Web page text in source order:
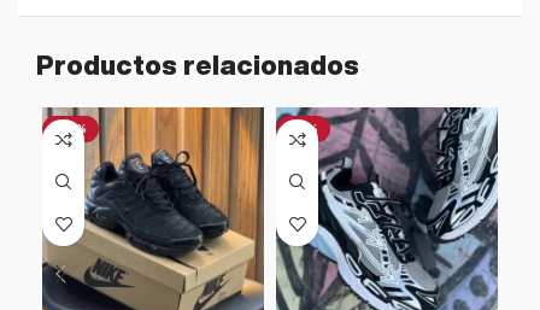
Productos relacionados
-47% -18%